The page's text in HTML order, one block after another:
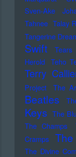
Sven-Ake
Tahnee Talay
Tangerine
Swift
Herold
Teho
Terry
Project
The
Beatles
Keys The
The Champs
Cramps
The Divine